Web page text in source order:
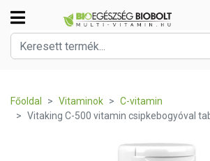
Főoldal Vitaminok
C-vitamin
Vitaking C-500 vitamin csipkebogyóval